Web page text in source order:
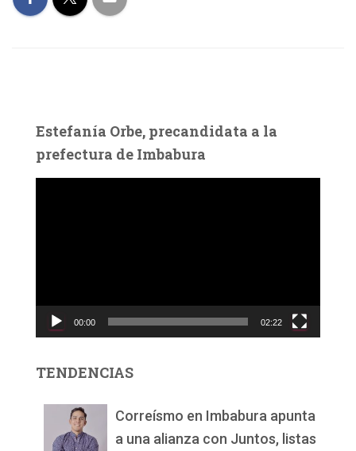
Estefanía Orbe, precandidata a la
prefectura de Imbabura
c
d
00:00 02:22
TENDENCIAS
Correísmo en Imbabura apunta
a una alianza con Juntos, listas